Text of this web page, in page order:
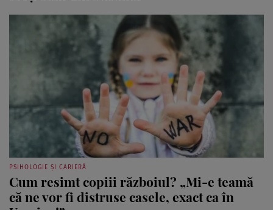
PSIHOLOGIE ȘI CARIERĂ
Cum resimt copiii războiul? „Mi-e teamă
că ne vor fi distruse casele, exact ca în
Ucraina!”